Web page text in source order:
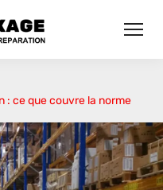
: ce que couvre la norme